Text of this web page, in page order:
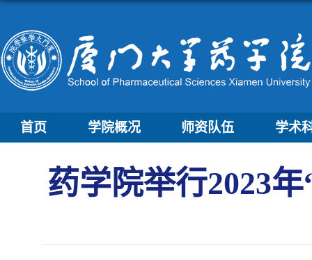
首页 学院概况 师资队伍 学术
药学院举行2023